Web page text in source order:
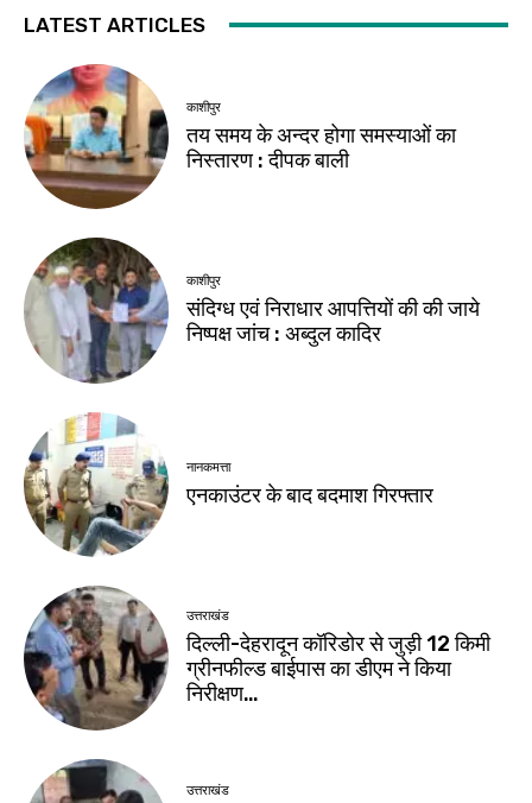
LATEST ARTICLES
काशीपुर
तय समय के अन्दर होगा समस्याओं का
निस्तारण : दीपक बाली
काशीपुर
संदिग्ध एवं निराधार आपत्तियों की की जाये
निष्पक्ष जांच : अब्दुल कादिर
नानकमत्ता
एनकाउंटर के बाद बदमाश गिरफ्तार
उत्तराखंड
दिल्ली-देहरादून कॉरिडोर से जुड़ी 12 किमी
ग्रीनफील्ड बाईपास का डीएम ने किया
निरीक्षण…
उत्तराखंड